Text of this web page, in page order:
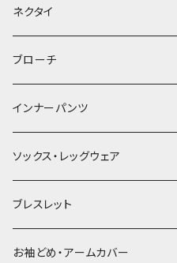
ヘッドドレス・カチューシャ
ヘアゴム
簪
ネクタイ
ブローチ
インナーパンツ
ソックス・レッグウェア
ブレスレット
お袖どめ・アームカバー